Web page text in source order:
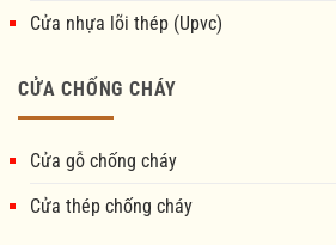
Cửa nhựa lõi thép (Upvc)
CỬA CHỐNG CHÁY
Cửa gỗ chống cháy
Cửa thép chống cháy